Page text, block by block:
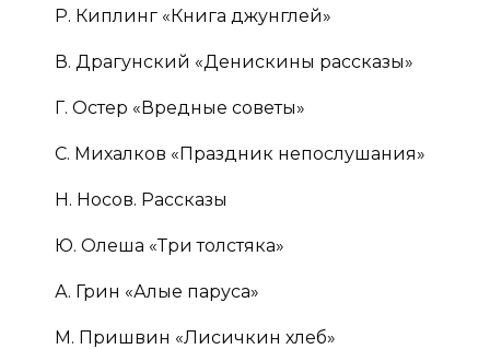
Р. Киплинг «Книга джунглей»
В. Драгунский «Денискины рассказы»
Г. Остер «Вредные советы»
С. Михалков «Праздник непослушания»
Н. Носов. Рассказы
Ю. Олеша «Три толстяка»
А. Грин «Алые паруса»
М. Пришвин «Лисичкин хлеб»